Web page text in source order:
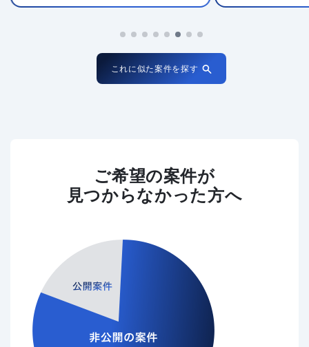
これに似た案件を探す
ご希望の案件が
見つからなかった方へ